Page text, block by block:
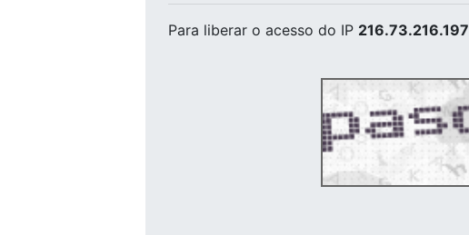
Para liberar o acesso do IP 216.73.216.197